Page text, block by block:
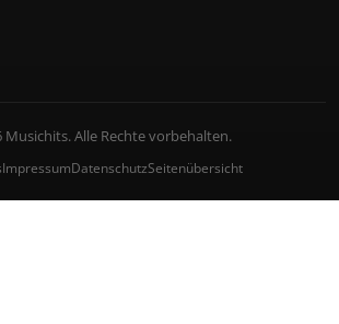
Musichits. Alle Rechte vorbehalten.
ImpressumDatenschutzSeitenübersicht